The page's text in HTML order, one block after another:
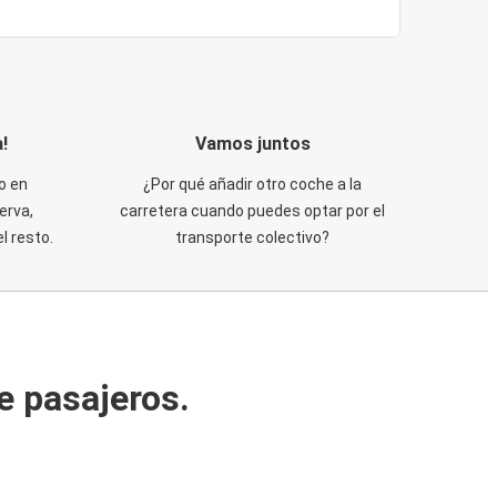
en
resto.
Vamos juntos
¿Por qué añadir otro coche a la
carretera cuando puedes optar por el
transporte colectivo?
pasajeros.